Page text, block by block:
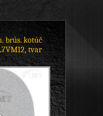
brús. kotúč
tvar